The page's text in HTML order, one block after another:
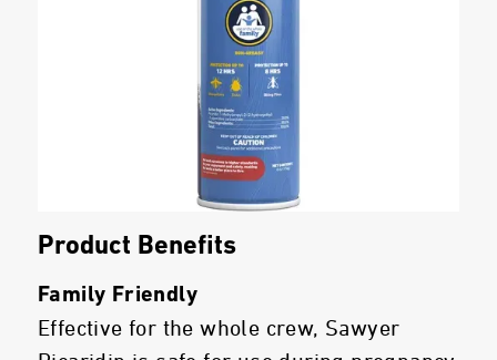
Product Benefits
Family Friendly
Effective for the whole crew, Sawyer